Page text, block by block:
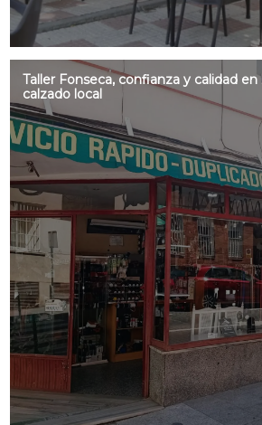
Taller Fonseca, confianza y calidad en
calzado local